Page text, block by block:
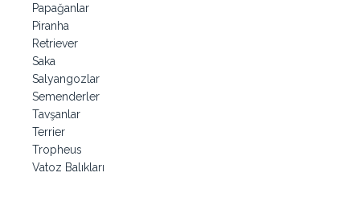
Papağanlar
Piranha
Retriever
Saka
Salyangozlar
Semenderler
Tavşanlar
Terrier
Tropheus
Vatoz Balıkları